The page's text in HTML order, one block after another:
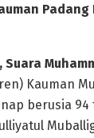
Suara
Kauman
berusia